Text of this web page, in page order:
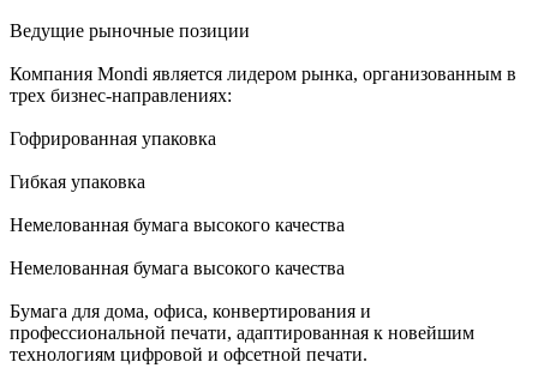
Ведущие рыночные позиции
Компания Mondi является лидером рынка, организованным в
трех бизнес-направлениях:
Гофрированная упаковка
Гибкая упаковка
Немелованная бумага высокого качества
Немелованная бумага высокого качества
Бумага для дома, офиса, конвертирования и
профессиональной печати, адаптированная к новейшим
технологиям цифровой и офсетной печати.